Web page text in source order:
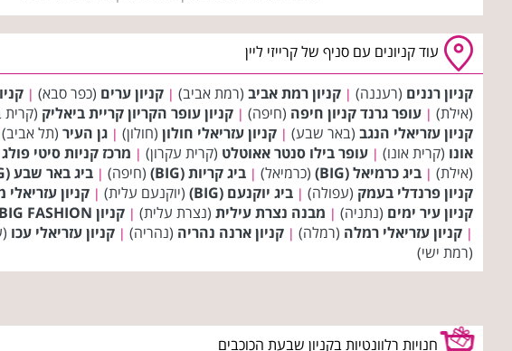
עוד קניונים עם סניף של קרייזי ליין
קניון רננים (רעננה) | קניון רמת אביב (רמת אביב) | קניון ערים (כפר סבא) |
(אילת) | עופר גרנד קניון חיפה (חיפה) | קניון עופר הקריון קריית ביאליק (קרית
קניון עזריאלי הנגב (באר שבע) | קניון עזריאלי חולון (חולון) | גן העיר (תל אביב)
אונו (קרית אונו) | עופר בילו סנטר אאוטלט (קרית עקרון) | מרכז קניות סיטי פולג
(אילת) | ביג כרמיאל (BIG) (כרמיאל) | ביג קריות (BIG) (חיפה) | ביג באר שבע (BIG)
קניון פרנדלי בעמק (עפולה) | ביג יוקנעם (BIG) (יוקנעם עלית) | קניון עזריאלי
קניון עיר ימים (נתניה) | מבנה נצרת עילית (נצרת עלית) | קניון BIG FASHION בית שמש
| קניון עזריאלי רמלה (רמלה) | קניון ארנה נהריה (נהריה) | קניון עזריאלי עכו
(רמת ישי)
חנויות רלוונטיות בקניון שבעת הכוכבים